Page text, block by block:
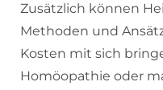
Zusätzlich können
Methoden und
Kosten mit sich
Homöopathie oder